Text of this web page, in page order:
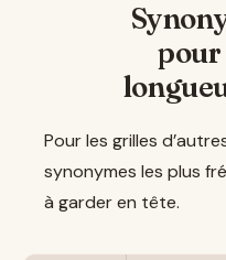
pour
Pour les grilles
synonymes les plus
à garder en tête.